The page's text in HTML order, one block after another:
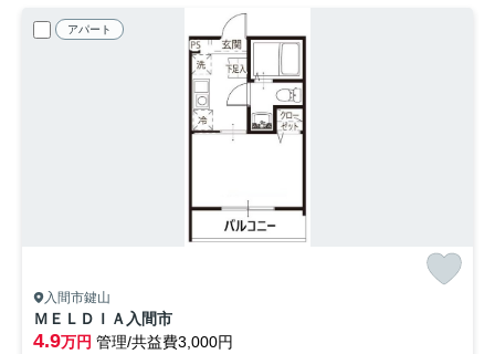
アパート
入間市鍵山
ＭＥＬＤＩＡ入間市
4.9万円 管理/共益費3,000円